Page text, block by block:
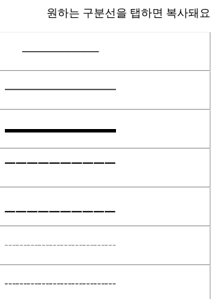
원하는 구분선을 탭하면 복사돼요
──────────
━━━━━━━━━━
▬▬▬▬▬▬▬▬▬▬
▔▔▔▔▔▔▔▔▔▔
┄┄┄┄┄┄┄┄┄┄
┅┅┅┅┅┅┅┅┅┅